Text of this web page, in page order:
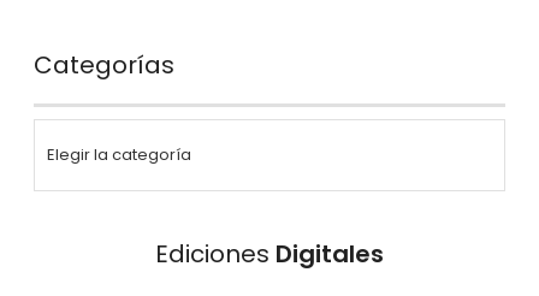
Categorías
Ediciones Digitales